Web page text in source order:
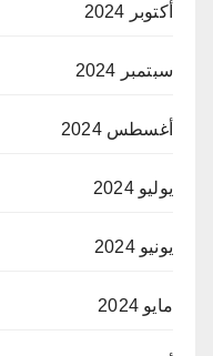
أكتوبر 2024
سبتمبر 2024
أغسطس 2024
يوليو 2024
يونيو 2024
مايو 2024